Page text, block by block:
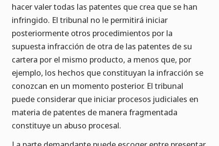
hacer valer todas las patentes que crea que se han
infringido. El tribunal no le permitirá iniciar
posteriormente otros procedimientos por la
supuesta infracción de otra de las patentes de su
cartera por el mismo producto, a menos que, por
ejemplo, los hechos que constituyan la infracción se
conozcan en un momento posterior. El tribunal
puede considerar que iniciar procesos judiciales en
materia de patentes de manera fragmentada
constituye un abuso procesal.